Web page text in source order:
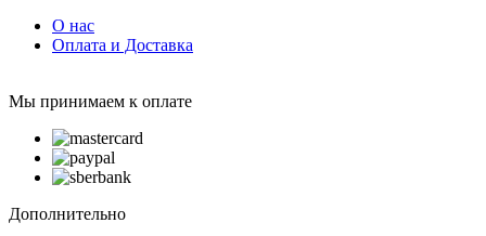
О нас
Оплата и Доставка
Мы принимаем к оплате
Дополнительно